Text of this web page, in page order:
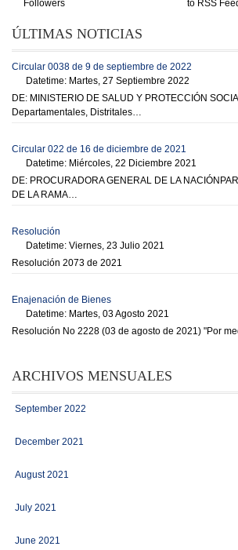
Followers
to RSS
ÚLTIMAS NOTICIAS
Circular 0038 de 9 de septiembre de 2022
Datetime: Martes, 27 Septiembre 2022
DE: MINISTERIO DE SALUD Y PROTECCIÓN
Departamentales, Distritales…
Circular 022 de 16 de diciembre de 2021
Datetime: Miércoles, 22 Diciembre 2021
DE: PROCURADORA GENERAL DE LA
DE LA RAMA…
Resolución
Datetime: Viernes, 23 Julio 2021
Resolución 2073 de 2021
Enajenación de Bienes
Datetime: Martes, 03 Agosto 2021
Resolución No 2228 (03 de agosto de 2021) "Por
ARCHIVOS MENSUALES
September 2022
December 2021
August 2021
July 2021
June 2021